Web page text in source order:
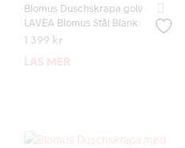
Blomus Duschskrapa golv
LAVEA Blomus Stål Blank
1 399 kr
LÄS MER